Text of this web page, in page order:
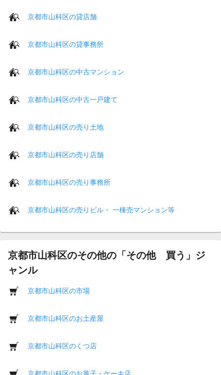
京都市山科区の貸店舗
京都市山科区の貸事務所
京都市山科区の中古マンション
京都市山科区の中古一戸建て
京都市山科区の売り土地
京都市山科区の売り店舗
京都市山科区の売り事務所
京都市山科区の売りビル・ 一棟売マンション等
京都市山科区のその他の「その他 買う」ジ
ャンル
京都市山科区の市場
京都市山科区のお土産屋
京都市山科区のくつ店
京都市山科区のお菓子・ケーキ店